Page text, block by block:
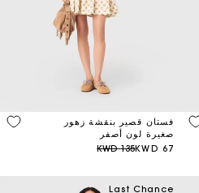
فستان قصير بنقشة زهور
صغيرة لون أصفر
67 KWD
135 KWD
Last Chance